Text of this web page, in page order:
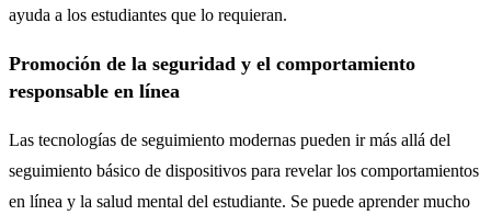
ayuda a los estudiantes que lo requieran.
Promoción de la seguridad y el comportamiento
responsable en línea
Las tecnologías de seguimiento modernas pueden ir más allá del
seguimiento básico de dispositivos para revelar los comportamientos
en línea y la salud mental del estudiante. Se puede aprender mucho